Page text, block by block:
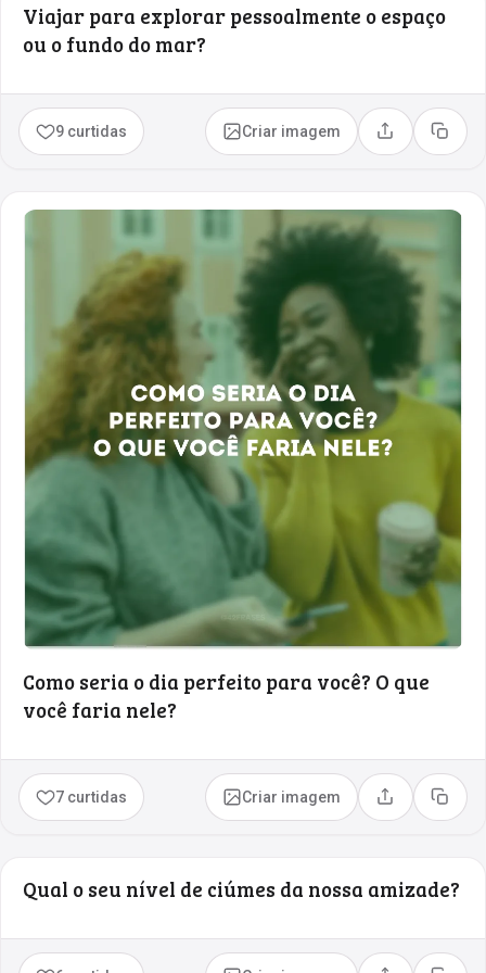
Viajar para explorar pessoalmente o espaço
ou o fundo do mar?
9 curtidas Criar imagem Compartilhar
Copiar
Como seria o dia perfeito para você? O que
você faria nele?
7 curtidas Criar imagem Compartilhar
Copiar
Qual o seu nível de ciúmes da nossa amizade?